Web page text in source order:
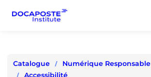
Catalogue
Numérique Responsable
Accessibilité